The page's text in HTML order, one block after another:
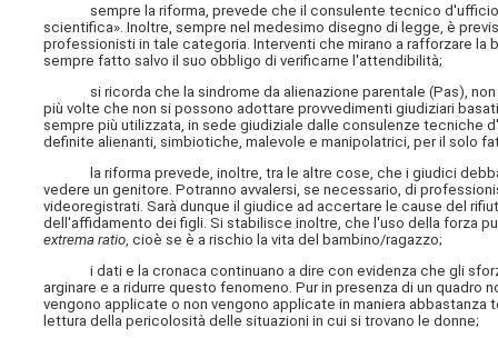
sempre la riforma, prevede che il consulente tecnico d'ufficio
scientifica». Inoltre, sempre nel medesimo disegno di legge, è
professionisti in tale categoria. Interventi che mirano a rafforzare
sempre fatto salvo il suo obbligo di verificarne l'attendibilità;
si ricorda che la sindrome da alienazione parentale (Pas), non
più volte che non si possono adottare provvedimenti giudiziari
sempre più utilizzata, in sede giudiziale dalle consulenze tecniche
definite alienanti, simbiotiche, malevole e manipolatrici, per il solo
la riforma prevede, inoltre, tra le altre cose, che i giudici
vedere un genitore. Potranno avvalersi, se necessario, di
videoregistrati. Sarà dunque il giudice ad accertare le cause del
dell'affidamento dei figli. Si stabilisce inoltre, che l'uso della forza
extrema ratio, cioè se è a rischio la vita del bambino/ragazzo;
i dati e la cronaca continuano a dire con evidenza che gli
arginare e a ridurre questo fenomeno. Pur in presenza di un
vengono applicate o non vengono applicate in maniera
lettura della pericolosità delle situazioni in cui si trovano le donne;